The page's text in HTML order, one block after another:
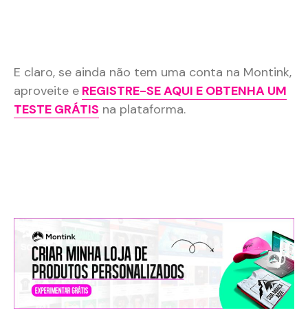
E claro, se ainda não tem uma conta na Montink,
aproveite e REGISTRE-SE AQUI E OBTENHA UM
TESTE GRÁTIS na plataforma.